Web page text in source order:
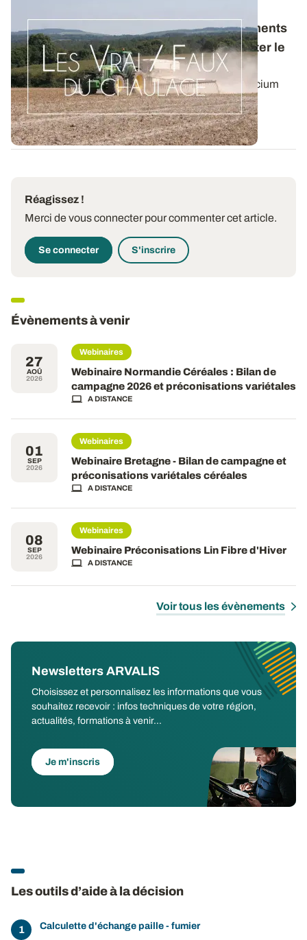
Non, ce n’est pas le calcium des amendements
minéraux basiques qui contribue à remonter le
pH du sol
Contrairement aux idées reçues, ce n’est pas le calcium
des amendements calcaires qui a le...
01 OCT. 2015
Réagissez !
Merci de vous connecter pour commenter cet article.
Se connecter S'inscrire
Évènements à venir
27
AOÛ
2026
Webinaires
Webinaire Normandie Céréales : Bilan de
campagne 2026 et préconisations variétales
A DISTANCE
01
SEP
2026
Webinaires
Webinaire Bretagne - Bilan de campagne et
préconisations variétales céréales
A DISTANCE
08
SEP
2026
Webinaires
Webinaire Préconisations Lin Fibre d'Hiver
A DISTANCE
Voir tous les évènements
Newsletters ARVALIS
Choisissez et personnalisez les informations que vous
souhaitez recevoir : infos techniques de votre région,
actualités, formations à venir...
Je m'inscris
Les outils d’aide à la décision
Calculette d'échange paille - fumier